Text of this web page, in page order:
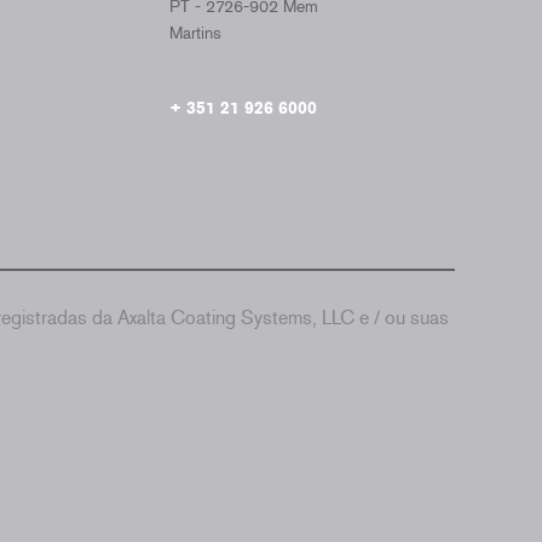
PT - 2726-902 Mem
Martins
+ 351 21 926 6000
da Axalta Coating Systems, LLC e / ou suas